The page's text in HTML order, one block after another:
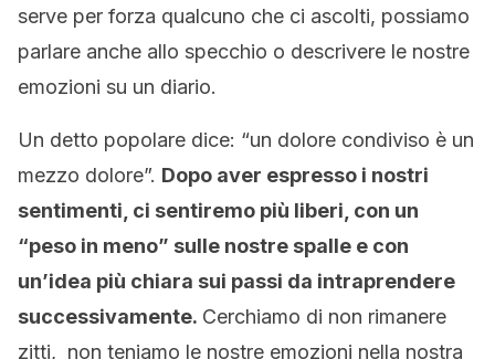
serve per forza qualcuno che ci ascolti, possiamo
parlare anche allo specchio o descrivere le nostre
emozioni su un diario.
Un detto popolare dice: “un dolore condiviso è un
mezzo dolore”. Dopo aver espresso i nostri
sentimenti, ci sentiremo più liberi, con un
“peso in meno” sulle nostre spalle e con
un’idea più chiara sui passi da intraprendere
successivamente. Cerchiamo di non rimanere
zitti, non teniamo le nostre emozioni nella nostra